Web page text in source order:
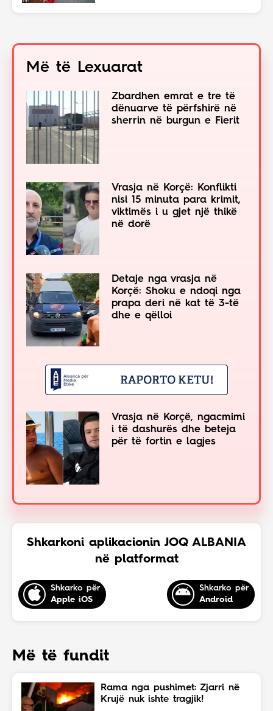
Më të Lexuarat
Zbardhen emrat e tre të
dënuarve të përfshirë në
sherrin në burgun e Fierit
Vrasja në Korçë: Konflikti
nisi 15 minuta para krimit,
viktimës i u gjet një thikë
në dorë
Detaje nga vrasja në
Korçë: Shoku e ndoqi nga
prapa deri në kat të 3-të
dhe e qëlloi
Vrasja në Korçë, ngacmimi
i të dashurës dhe beteja
për të fortin e lagjes
Shkarkoni aplikacionin JOQ ALBANIA
në platformat
Shkarko për
Apple iOS
Shkarko për
Android
Më të fundit
Rama nga pushimet: Zjarri në
Krujë nuk ishte tragjik!